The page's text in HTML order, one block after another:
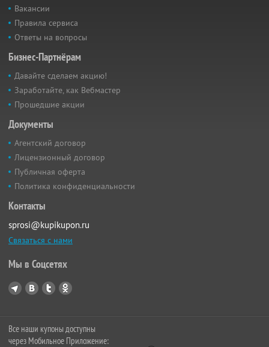
Вакансии
Правила сервиса
Ответы на вопросы
Бизнес-Партнёрам
Давайте сделаем акцию!
Заработайте, как Вебмастер
Прошедшие акции
Документы
Агентский договор
Лицензионный договор
Публичная оферта
Политика конфиденциальности
Контакты
sprosi@kupikupon.ru
Связаться с нами
Мы в Соцсетях
Все наши купоны доступны
через Мобильное Приложение: